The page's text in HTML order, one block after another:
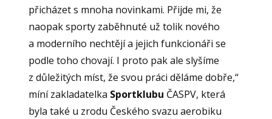
přicházet s mnoha novinkami. Přijde mi, že
naopak sporty zaběhnuté už tolik nového
a moderního nechtějí a jejich funkcionáři se
podle toho chovají. I proto pak ale slyšíme
z důležitých míst, že svou práci děláme dobře,“
míní zakladatelka Sportklubu ČASPV, která
byla také u zrodu Českého svazu aerobiku